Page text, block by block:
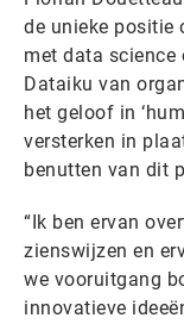
de unieke positie
met data
Dataiku van
het geloof in
versterken in
benutten van dit
“Ik ben ervan
zienswijzen en
we vooruitgang
innovatieve